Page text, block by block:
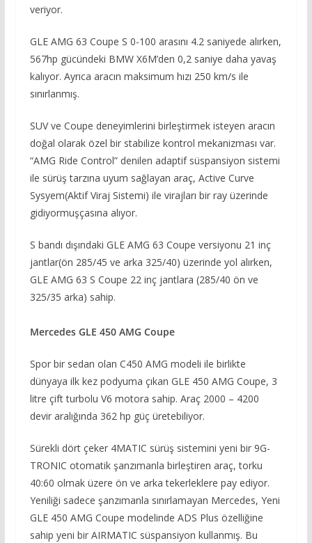
veriyor.
GLE AMG 63 Coupe S 0-100 arasını 4.2 saniyede alırken,
567hp gücündeki BMW X6M’den 0,2 saniye daha yavaş
kalıyor. Ayrıca aracın maksimum hızı 250 km/s ile
sınırlanmış.
SUV ve Coupe deneyimlerini birleştirmek isteyen aracın
doğal olarak özel bir stabilize kontrol mekanizması var.
“AMG Ride Control” denilen adaptif süspansiyon sistemi
ile sürüş tarzına uyum sağlayan araç, Active Curve
Sysyem(Aktif Viraj Sistemi) ile virajları bir ray üzerinde
gidiyormuşçasına alıyor.
S bandı dışındaki GLE AMG 63 Coupe versiyonu 21 inç
jantlar(ön 285/45 ve arka 325/40) üzerinde yol alırken,
GLE AMG 63 S Coupe 22 inç jantlara (285/40 ön ve
325/35 arka) sahip.
Mercedes GLE 450 AMG Coupe
Spor bir sedan olan C450 AMG modeli ile birlikte
dünyaya ilk kez podyuma çıkan GLE 450 AMG Coupe, 3
litre çift turbolu V6 motora sahip. Araç 2000 – 4200
devir aralığında 362 hp güç üretebiliyor.
Sürekli dört çeker 4MATIC sürüş sistemini yeni bir 9G-
TRONIC otomatik şanzımanla birleştiren araç, torku
40:60 olmak üzere ön ve arka tekerleklere pay ediyor.
Yeniliği sadece şanzımanla sınırlamayan Mercedes, Yeni
GLE 450 AMG Coupe modelinde ADS Plus özelliğine
sahip yeni bir AIRMATIC süspansiyon kullanmış. Bu